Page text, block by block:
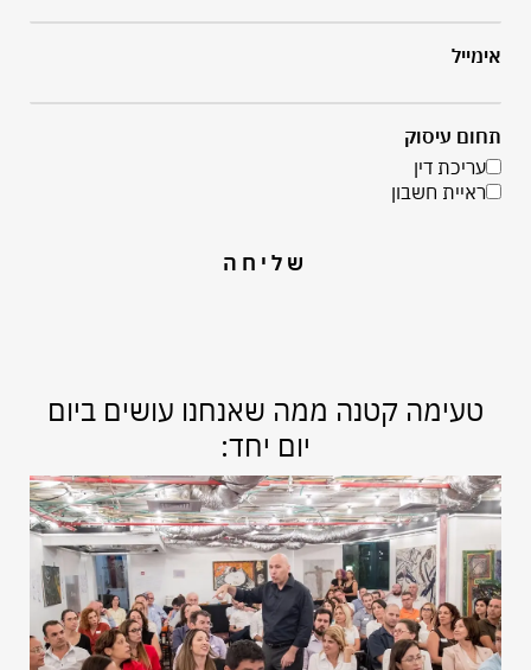
אימייל
תחום עיסוק
עריכת דין
ראיית חשבון
שליחה
טעימה קטנה ממה שאנחנו עושים ביום
יום יחד: